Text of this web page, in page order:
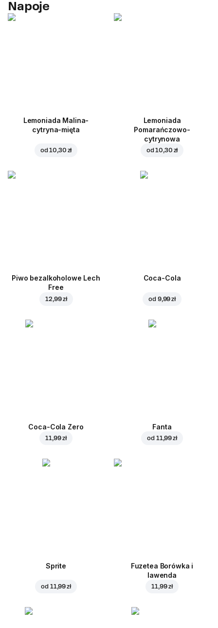
Napoje
Lemoniada Malina-
cytryna-mięta
od10,30 zł
Lemoniada
Pomarańczowo-
cytrynowa
od10,30 zł
Piwo bezalkoholowe Lech
Free
12,99 zł
Coca-Cola
od 9,99 zł
Coca-Cola Zero
11,99 zł
Fanta
od 11,99 zł
Sprite
od 11,99 zł
Fuzetea Borówka i
lawenda
11,99 zł